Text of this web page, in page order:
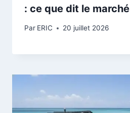
: ce que dit le marché
Par ERIC 20 juillet 2026